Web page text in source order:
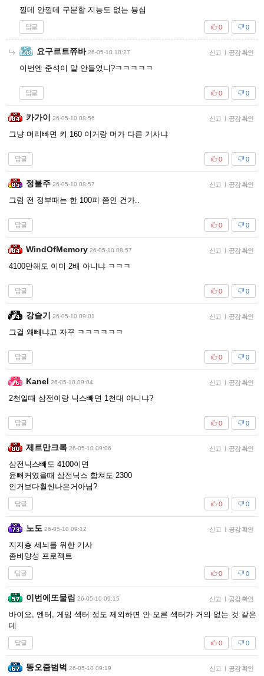
낄데 안낄데 구분할 지능도 없는 븅심
답글 0
0
요구르트쮸바 26-05-10 10:27 신고 공감 확인
이번엔 준석이 말 안들었니?ㅋㅋㅋㅋㅋ
답글 0
0
카가이 26-05-10 08:56 신고 공감 확인
그냥 머리빠면 키 160 이거랑 머가 다른 기사냐
답글 0
0
정불주 26-05-10 08:57 신고 공감 확인
그럼 전 정부때는 한 100피 쯤인 건가..
답글 0
0
WindOfMemory 26-05-10 08:57 신고 공감 확인
4100만해도 이미 2배 아니냐 ㅋㅋㅋ
답글 0
0
강슬기 26-05-10 09:01 신고 공감 확인
그걸 왜빼냐고 자꾸 ㅋㅋㅋㅋㅋㅋ
답글 0
0
Kanel 26-05-10 09:04 신고 공감 확인
2천일때 삼전이랑 닉스빼면 1천대 아니냐?
답글 0
0
제르만크록 26-05-10 09:06 신고 공감 확인
삼전닉스빼도 4100이면
윤뻐커였을때 삼전닉스 합쳐도 2300
인거보다훨씬나은거아님?
답글 0
0
노도 26-05-10 09:12 신고 공감 확인
지지층 세뇌를 위한 기사
좀비양성 프로젝트
답글 0
0
이번에또물림 26-05-10 09:15 신고 공감 확인
바이오, 엔터, 게임 섹터 정도 제외하면 안 오른 섹터가 거의 없는 것 같은
데
답글 0
0
똥오줌범벅 26-05-10 09:19 신고 공감 확인